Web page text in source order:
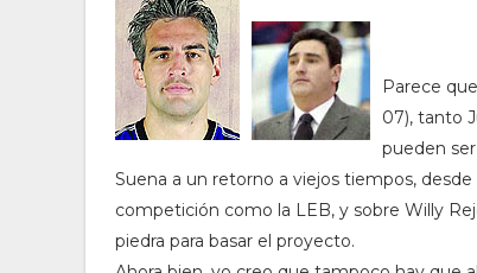
Parece
07), tanto
pueden
Suena a un retorno a viejos tiempos,
competición como la LEB, y sobre Willy
piedra para basar el proyecto.